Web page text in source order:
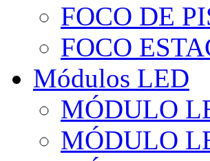
FOCO DE
FOCO
Módulos LED
MÓDULO
MÓDULO